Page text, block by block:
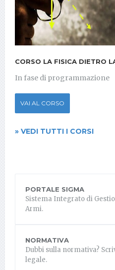
CORSO LA FISICA DIETRO
In fase di programmazione
VAI AL CORSO
» VEDI TUTTI I CORSI
PORTALE SIGMA
Sistema Integrato di
Armi.
NORMATIVA
Dubbi sulla normativa?
legale.